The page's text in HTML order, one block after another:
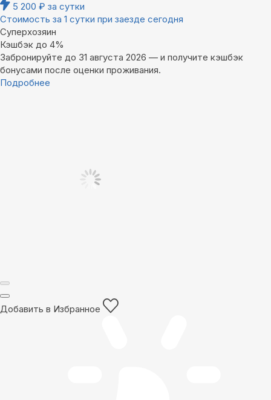
5 200 ₽ за сутки
Стоимость за 1 сутки при заезде сегодня
Суперхозяин
Кэшбэк до 4%
Забронируйте до 31 августа 2026 — и получите кэшбэк
бонусами после оценки проживания.
Подробнее
Добавить в Избранное